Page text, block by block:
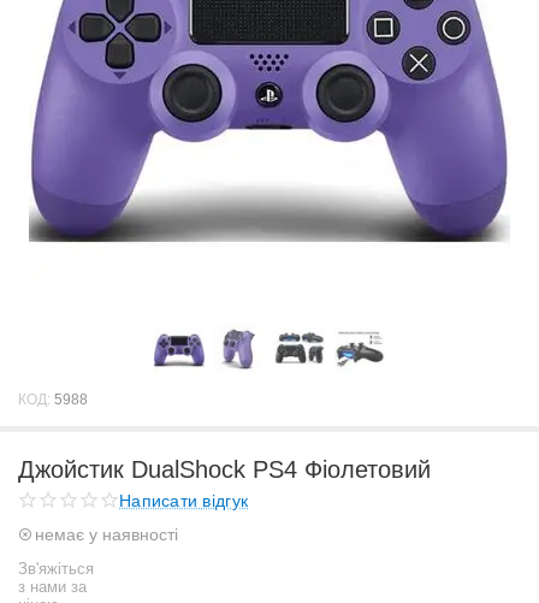
КОД: 5988
Джойстик DualShock PS4 Фіолетовий
Написати відгук
немає у наявності
Зв'яжіться
з нами за